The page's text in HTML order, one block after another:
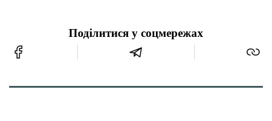
Поділитися у соцмережах